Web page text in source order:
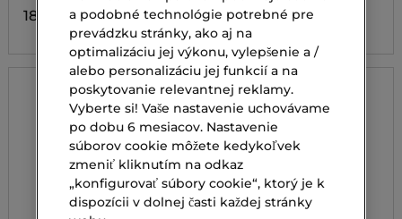
189,00 € 8,10 €
a podobné technológie potrebné pre
prevádzku stránky, ako aj na
optimalizáciu jej výkonu, vylepšenie a /
alebo personalizáciu jej funkcií a na
poskytovanie relevantnej reklamy.
Vyberte si! Vaše nastavenie uchovávame
po dobu 6 mesiacov. Nastavenie
súborov cookie môžete kedykoľvek
zmeniť kliknutím na odkaz
„konfigurovať súbory cookie“, ktorý je k
dispozícii v dolnej časti každej stránky